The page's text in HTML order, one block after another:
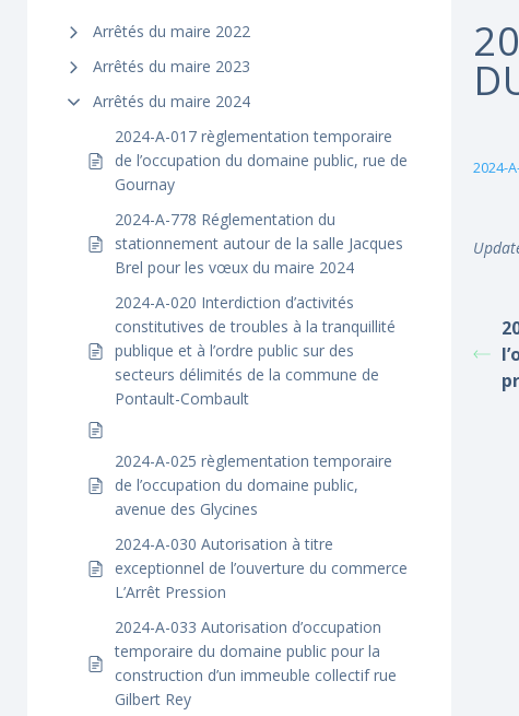
Arrêtés du maire 2022
Arrêtés du maire 2023
Arrêtés du maire 2024
2024-A-017 règlementation temporaire
de l’occupation du domaine public, rue de
Gournay
2024-A-778 Réglementation du
stationnement autour de la salle Jacques
Brel pour les vœux du maire 2024
2024-A-020 Interdiction d’activités
constitutives de troubles à la tranquillité
publique et à l’ordre public sur des
secteurs délimités de la commune de
Pontault-Combault
2024-A-025 règlementation temporaire
de l’occupation du domaine public,
avenue des Glycines
2024-A-030 Autorisation à titre
exceptionnel de l’ouverture du commerce
L’Arrêt Pression
2024-A-033 Autorisation d’occupation
temporaire du domaine public pour la
construction d’un immeuble collectif rue
Gilbert Rey
2024-